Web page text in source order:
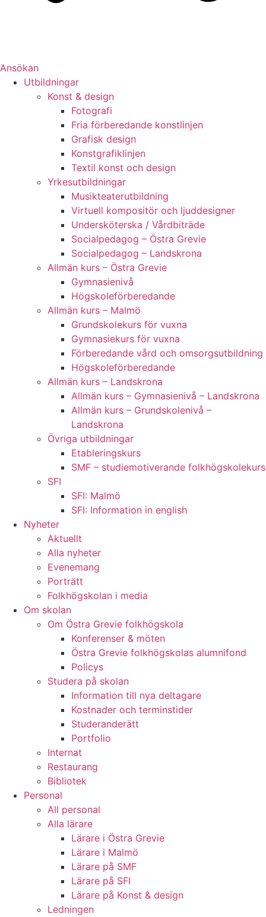
Ansökan
Utbildningar
Konst & design
Fotografi
Fria förberedande konstlinjen
Grafisk design
Konstgrafiklinjen
Textil konst och design
Yrkesutbildningar
Musikteaterutbildning
Virtuell kompositör och ljuddesigner
Undersköterska / Vårdbiträde
Socialpedagog – Östra Grevie
Socialpedagog – Landskrona
Allmän kurs – Östra Grevie
Gymnasienivå
Högskoleförberedande
Allmän kurs – Malmö
Grundskolekurs för vuxna
Gymnasiekurs för vuxna
Förberedande vård och omsorgsutbildning
Högskoleförberedande
Allmän kurs – Landskrona
Allmän kurs – Gymnasienivå – Landskrona
Allmän kurs – Grundskolenivå –
Landskrona
Övriga utbildningar
Etableringskurs
SMF – studiemotiverande folkhögskolekurs
SFI
SFI: Malmö
SFI: Information in english
Nyheter
Aktuellt
Alla nyheter
Evenemang
Porträtt
Folkhögskolan i media
Om skolan
Om Östra Grevie folkhögskola
Konferenser & möten
Östra Grevie folkhögskolas alumnifond
Policys
Studera på skolan
Information till nya deltagare
Kostnader och terminstider
Studeranderätt
Portfolio
Internat
Restaurang
Bibliotek
Personal
All personal
Alla lärare
Lärare i Östra Grevie
Lärare i Malmö
Lärare på SMF
Lärare på SFI
Lärare på Konst & design
Ledningen